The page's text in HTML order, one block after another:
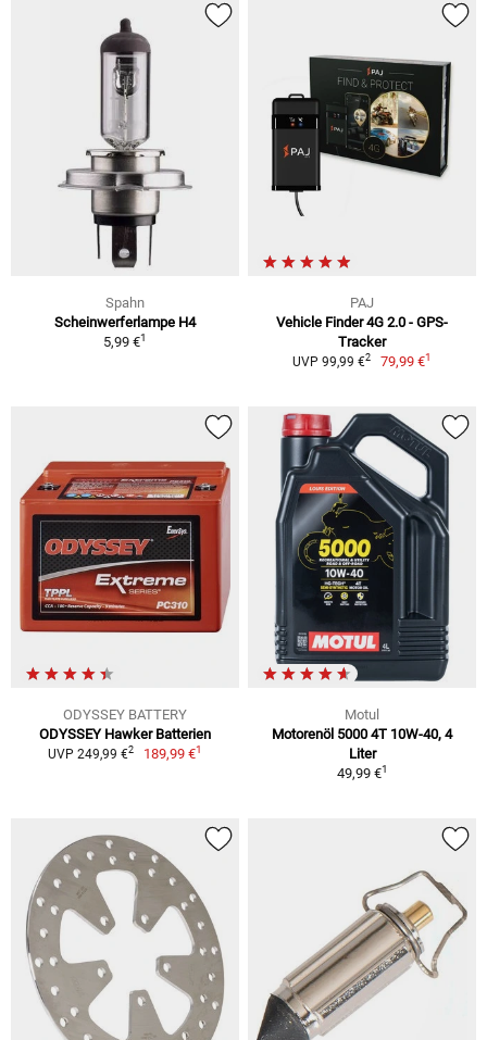
Spahn
Scheinwerferlampe H4
5,99 €1
PAJ
Vehicle Finder 4G 2.0 - GPS-
Tracker
UVP 99,99 €2 79,99 €1
ODYSSEY BATTERY
ODYSSEY Hawker Batterien
UVP 249,99 €2 189,99 €1
Motul
Motorenöl 5000 4T 10W-40, 4
Liter
49,99 €1